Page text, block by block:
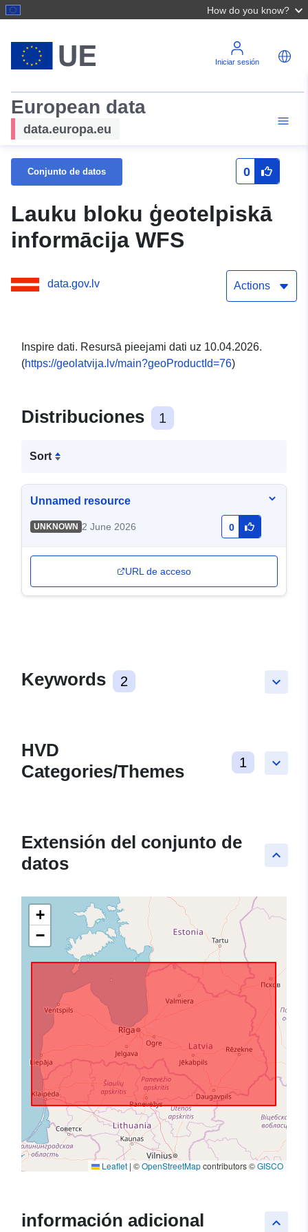
How do you know?
Iniciar sesión
European data
data.europa.eu
Conjunto de datos 0
Lauku bloku ģeotelpiskā
informācija WFS
data.gov.lv Actions
Inspire dati. Resursā pieejami dati uz 10.04.2026.
(https://geolatvija.lv/main?geoProductId=76)
Distribuciones 1
Sort
Unnamed resource
UNKNOWN 2 June 2026 0
URL de acceso
keyboard_arrow_down
Keywords 2
keyboard_arrow_down
HVD
Categories/Themes
1
keyboard_arrow_up
Extensión del conjunto de
datos
+
−
Leaflet | ©OpenStreetMapcontributors ©GISCO
keyboard_arrow_up
información adicional